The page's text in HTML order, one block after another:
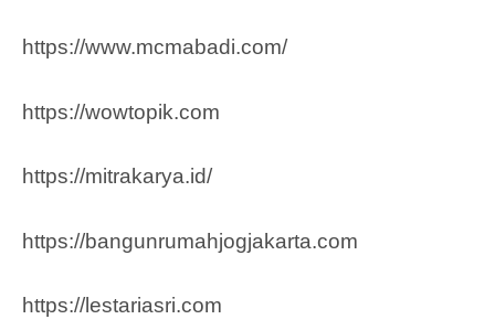
https://www.mcmabadi.com/
https://wowtopik.com
https://mitrakarya.id/
https://bangunrumahjogjakarta.com
https://lestariasri.com